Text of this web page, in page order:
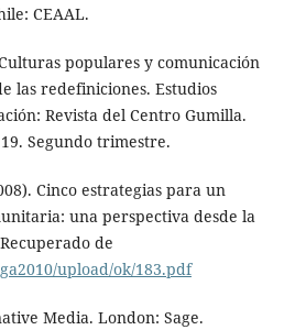
CEAAL.
Culturas populares y comunicación
las redefiniciones. Estudios
Revista del Centro Gumilla.
Segundo trimestre.
Cinco estrategias para un
una perspectiva desde la
de
upload/ok/183.pdf
Media. London: Sage.